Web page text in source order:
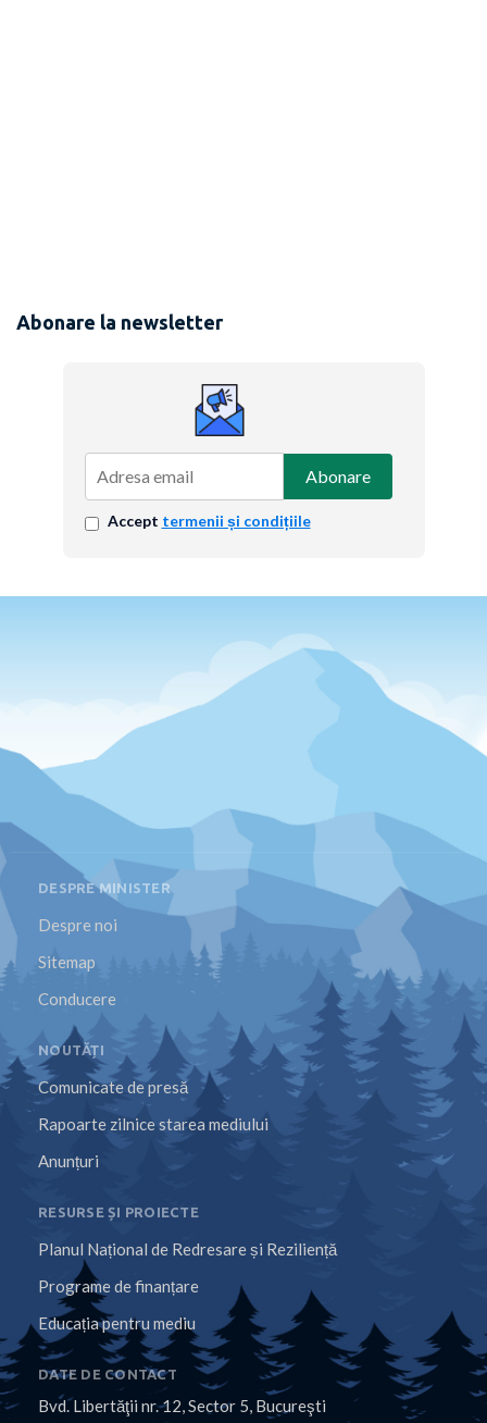
Abonare la newsletter
Abonare
Accept termenii și condițiile
DESPRE MINISTER
Despre noi
Sitemap
Conducere
NOUTĂȚI
Comunicate de presă
Rapoarte zilnice starea mediului
Anunțuri
RESURSE ȘI PROIECTE
Planul Național de Redresare și Reziliență
Programe de finanțare
Educația pentru mediu
DATE DE CONTACT
Bvd. Libertăţii nr. 12, Sector 5, Bucureşti